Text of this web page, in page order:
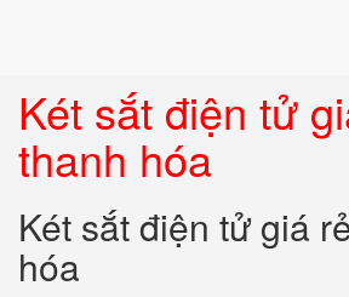
Két sắt điện tử
thanh hóa
Két sắt điện tử giá
hóa